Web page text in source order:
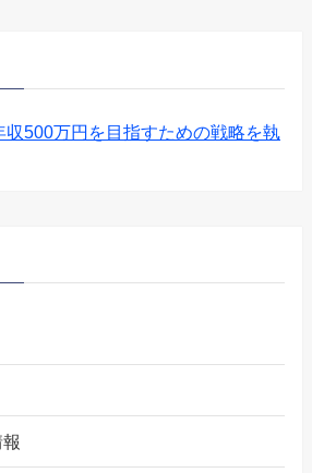
収500万円を目指すための戦略を執